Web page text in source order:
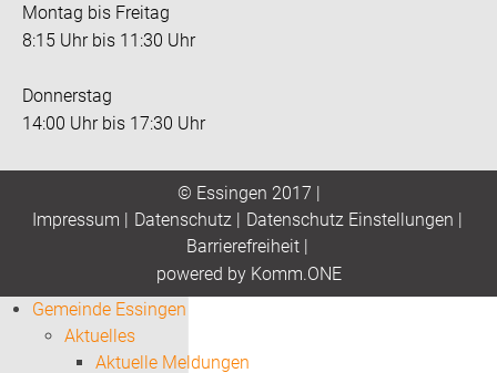
Montag bis Freitag
8:15 Uhr bis 11:30 Uhr
Donnerstag
14:00 Uhr bis 17:30 Uhr
© Essingen 2017 |
Impressum | Datenschutz| Datenschutz Einstellungen |
Barrierefreiheit|
powered by Komm.ONE
Gemeinde Essingen
Aktuelles
Aktuelle Meldungen